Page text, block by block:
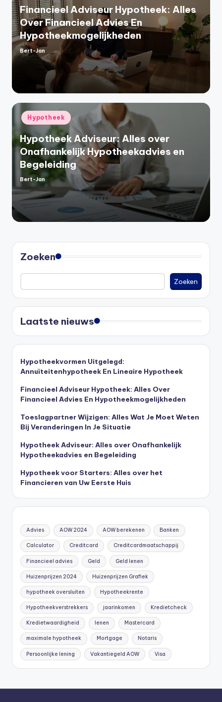
Financieel Adviseur Hypotheek: Alles
Over Financieel Advies En
Hypotheekmogelijkheden
Geplaatst
Bert-Jan
Geplaatst
in
Hypotheek
Hypotheek Adviseur: Alles over
Onafhankelijk Hypotheekadvies en
Begeleiding
Geplaatst
door
Bert-Jan
Zoeken
Zoeken
Laatste nieuws
Hypotheekvormen Uitgelegd:
Annuïteitenhypotheek En Lineaire Hypotheek
Financieel Adviseur Hypotheek: Alles Over
Financieel Advies En Hypotheekmogelijkheden
Toeslagpartner Wijzigen: Alles Wat Je Moet Weten
Bij Veranderingen In Je Situatie
Hypotheek Adviseur: Alles over Onafhankelijk
Hypotheekadvies en Begeleiding
Hypotheek voor Starters: Alles over het
Financieren van Uw Eerste Huis
Advies AOW 2024 AOW berekenen Banken
Calculator Creditcard Creditcardmaatschappij
Financieel advies Geld Geld lenen
Huizenprijzen 2024 Huizenprijzen Grafiek
hypotheek oversluiten Hypotheekrente
Hypotheekverstrekkers jaarinkomen Kredietcheck
Kredietwaardigheid lenen Mastercard
maximale hypotheek Mortgage Notaris
Persoonlijke lening Vakantiegeld AOW Visa